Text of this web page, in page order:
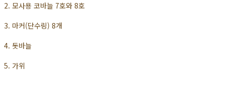
2. 모사용 코바늘 7호와 8호
3. 마커(단수링) 8개
4. 돗바늘
5. 가위